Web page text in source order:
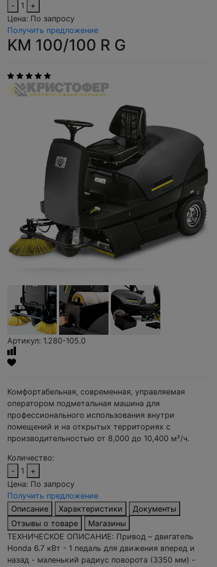
-
1
+
Цена: По запросу
Получить предложение
KM 100/100 R G
Артикул: 1.280-105.0
Комфортабельная, современная, управляемая
оператором подметальная машина для
профессионального использования внутри
помещений и на открытых территориях с
производительностью от 8,000 до 10,400 м²/ч.
Количество:
-
1
+
Цена: По запросу
Получить предложение
Описание
Характеристики
Документы
Отзывы о товаре
Магазины
ТЕХНИЧЕСКОЕ ОПИСАНИЕ: Привод – двигатель
Honda 6.7 кВт - 1 педаль для движения вперед и
назад - маленький радиус поворота (3350 мм) -